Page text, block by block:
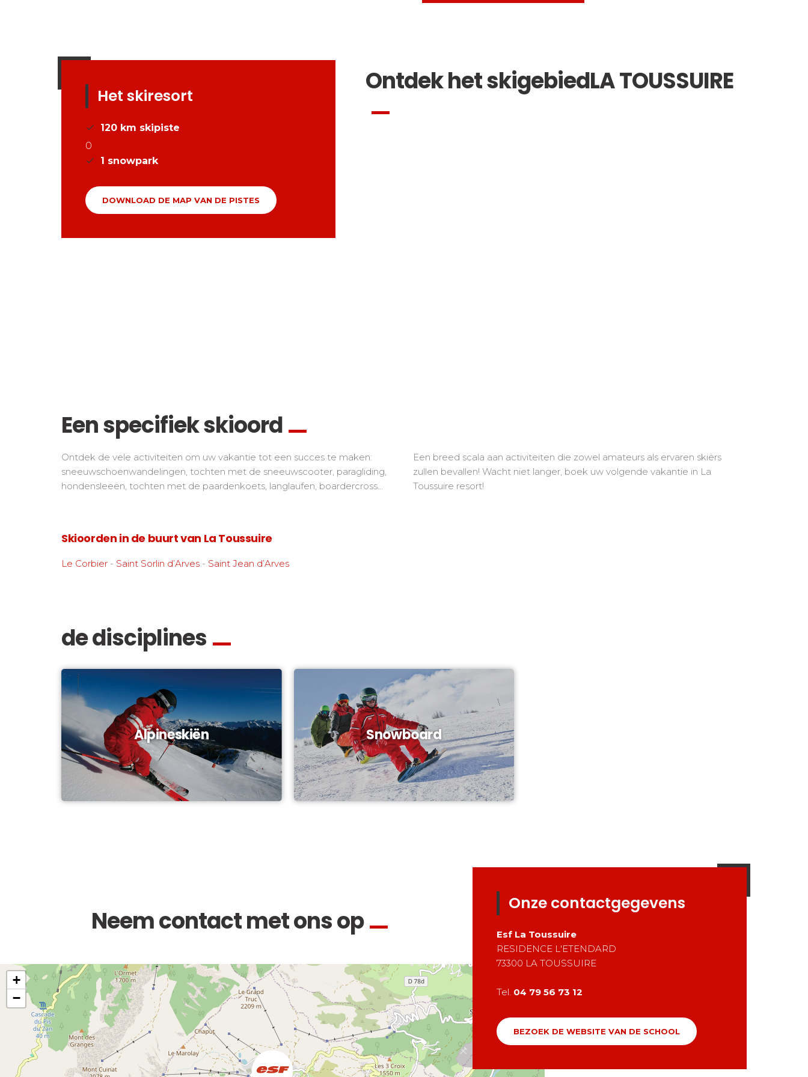
Het skiresort
120 km skipiste
0
1 snowpark
DOWNLOAD DE MAP VAN DE PISTES
Ontdek het skigebiedLA TOUSSUIRE
Een specifiek skioord
Ontdek de vele activiteiten om uw vakantie tot een succes te maken:
sneeuwschoenwandelingen, tochten met de sneeuwscooter, paragliding,
hondensleeën, tochten met de paardenkoets, langlaufen, boardercross...
Een breed scala aan activiteiten die zowel amateurs als ervaren skiërs
zullen bevallen! Wacht niet langer, boek uw volgende vakantie in La
Toussuire resort!
Skioorden in de buurt van La Toussuire
Le Corbier - Saint Sorlin d’Arves - Saint Jean d’Arves
de disciplines
Alpineskiën Snowboard
+
−
Onze contactgegevens
Esf La Toussuire
RESIDENCE L'ETENDARD
73300 LA TOUSSUIRE
Tel. 04 79 56 73 12
BEZOEK DE WEBSITE VAN DE SCHOOL
Neem contact met ons op